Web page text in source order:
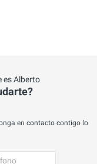
es Alberto
en contacto contigo lo